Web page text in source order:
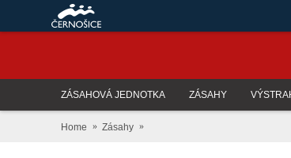
ZÁSAHOVÁ JEDNOTKA ZÁSAHY
Home Zásahy